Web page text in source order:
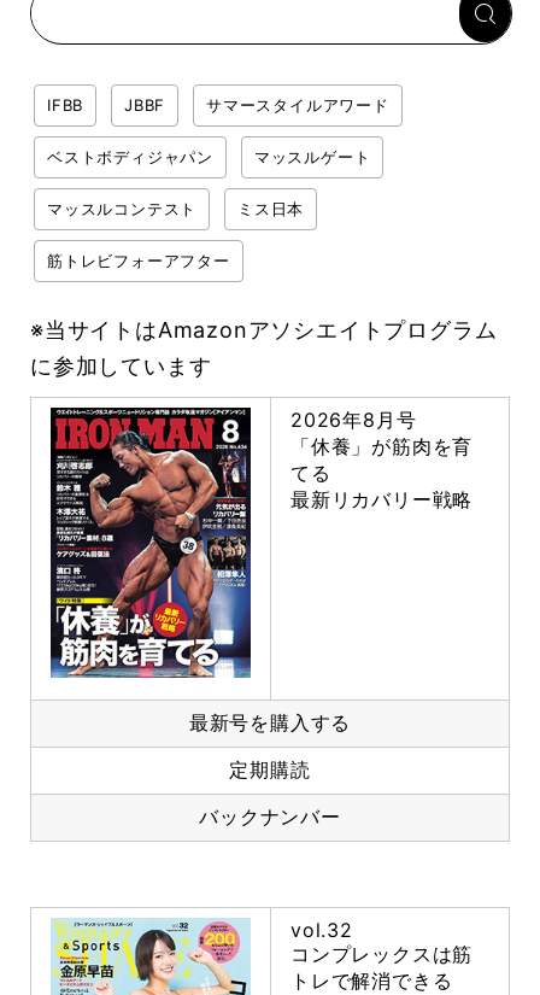
IFBB JBBF サマースタイルアワード
ベストボディジャパン マッスルゲート
マッスルコンテスト ミス日本
筋トレビフォーアフター
※当サイトはAmazonアソシエイトプログラム
に参加しています
2026年8月号
「休養」が筋肉を育
てる
最新リカバリー戦略
最新号を購入する
定期購読
バックナンバー
vol.32
コンプレックスは筋
トレで解消できる